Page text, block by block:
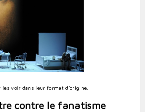
les voir dans leur format d'origine.
contre le fanatisme